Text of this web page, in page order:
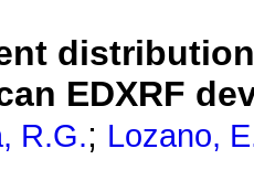
EDXRF
R.G.; Lozano,